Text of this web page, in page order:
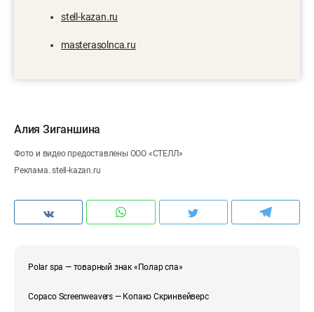
stell-kazan.ru
masterasolnca.ru
Алия Зиганшина
Фото и видео предоставлены ООО «СТЕЛЛ»
Реклама. stell-kazan.ru
Polar spa — товарный знак «Полар спа»
Copaco Screenweavers — Копако Скринвейверс